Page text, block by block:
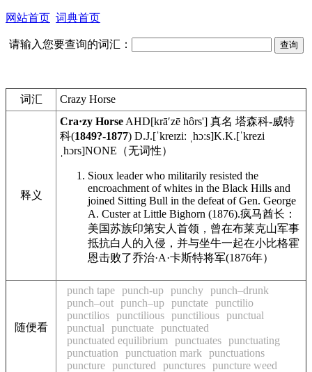
网站首页 词典首页
请输入您要查询的词汇：
词汇 Crazy Horse
释义
Cra·zy Horse AHD[krāʹzē hôrs'] 真名 塔森科-威特
科(1849?-1877) D.J.[ˈkreɪziː ˌhɔːs]K.K.[ˈkrezi
ˌhɔrs]NONE （无词性）
Sioux leader who militarily resisted the
encroachment of whites in the Black Hills and
joined Sitting Bull in the defeat of Gen. George
A. Custer at Little Bighorn (1876).疯马酋长：
美国苏族印第安人首领，曾在布莱克山军事
抵抗白人的入侵，并与坐牛一起在小比格霍
恩击败了乔治·A·卡斯特将军(1876年）
随便看
punch tape punch-up punchy punch–drunk
punch–out punch–up punctate punctilio
punctilios punctilious punctilious punctual
punctual
punctuate punctuated
punctuated equilibrium
punctuates punctuating
punctuation
punctuation mark
punctuations
puncture punctured punctures puncture weed